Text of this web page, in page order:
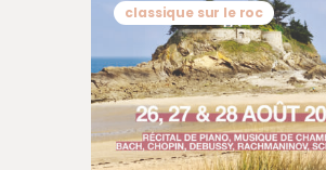
classique sur le roc